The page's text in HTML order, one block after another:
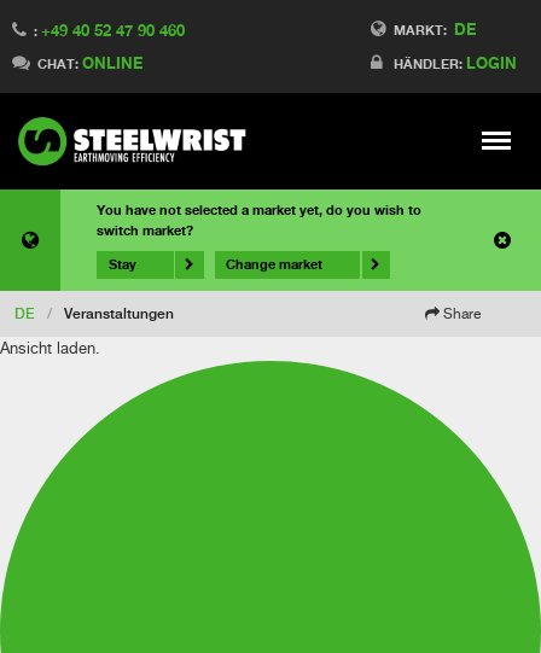
MARKT: DE
HÄNDLER: LOGIN
: +49 40 52 47 90 460
CHAT: ONLINE
Meny
You have not selected a market yet, do you wish to
switch market?
Stay Change market
DE / Veranstaltungen
Share
Ansicht laden.